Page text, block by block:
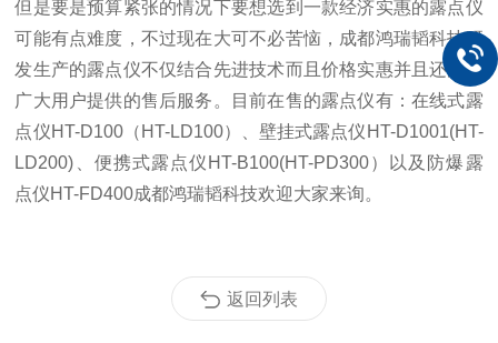
但是要是预算紧张的情况下要想选到一款经济实惠的露点仪
可能有点难度，不过现在大可不必苦恼，成都鸿瑞韬科技研
发生产的露点仪不仅结合先进技术而且价格实惠并且还能为
广大用户提供的售后服务。目前在售的露点仪有：在线式露
点仪HT-D100（HT-LD100）、壁挂式露点仪HT-D1001(HT-
LD200)、便携式露点仪HT-B100(HT-PD300）以及防爆露
点仪HT-FD400成都鸿瑞韬科技欢迎大家来询。
返回列表